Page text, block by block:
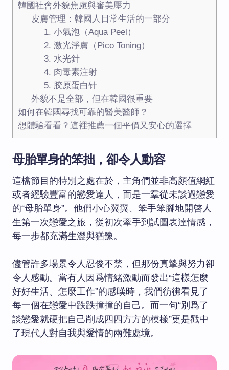
韓國社會外貌焦慮與審美壓力
皮膚管理：韓國人日常生活的一部分
1. 小氣泡（Aqua Peel）
2. 激光淨膚（Pico Toning）
3. 水光針
4. 肉毒素注射
5. 胶原蛋白针
外貌不是全部，但在韓國很重要
如何在韓國尋找可靠的醫美醫師？
想體驗看看？這裡推薦一個平價又安心的選擇
母胎單身的笨拙，卻令人動容
這檔節目的特別之處在於，主角們並非高顏值網紅
或者經驗豐富的戀愛達人，而是一羣從未談過戀愛
的“母胎單身”。他們小心翼翼、笨手笨腳地開啓人
生第一次戀愛之旅，從初次牽手到試圖表達情感，
每一步都充滿生澀與猶豫。
儘管許多場景令人忍俊不禁，但那份真摯與努力卻
令人感動。當有人因爲情緒激動而發出“這樣怎麼
好好生活、怎麼工作”的感嘆時，我們彷彿看見了
每一個在戀愛中跌跌撞撞的自己。而一句“別爲了
談戀愛就硬把自己削成四四方方的模樣”更是戳中
了現代人對自我與愛情的兩難處境。